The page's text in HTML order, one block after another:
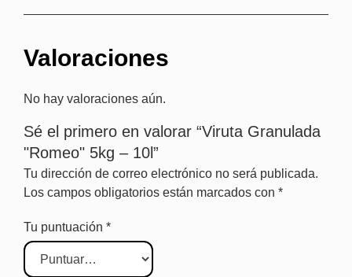
Valoraciones
No hay valoraciones aún.
Sé el primero en valorar “Viruta Granulada
"Romeo" 5kg – 10l”
Tu dirección de correo electrónico no será publicada.
Los campos obligatorios están marcados con *
Tu puntuación *